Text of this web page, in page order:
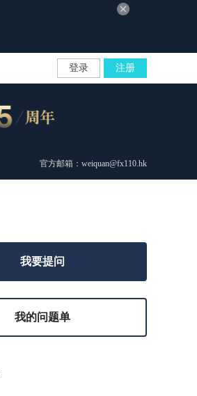
登录 注册
官方邮箱：weiquan@fx110.hk
我要提问
我的问题单